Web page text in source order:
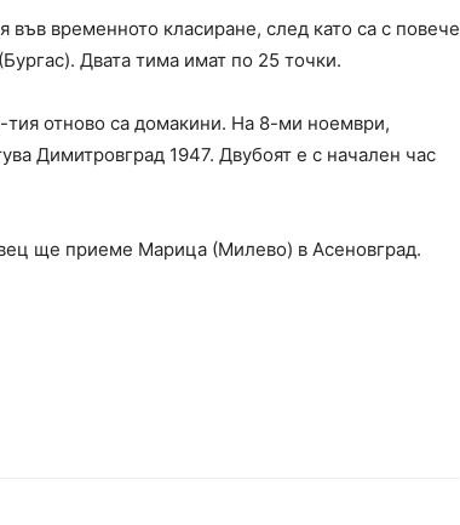
временното класиране, след като са с повече
Двата тима имат по 25 точки.
тия отново са домакини. На 8-ми ноември,
Димитровград 1947. Двубоят е с начален час
ще приеме Марица (Милево) в Асеновград.